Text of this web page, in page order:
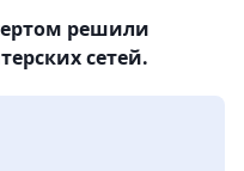
решили
сетей.